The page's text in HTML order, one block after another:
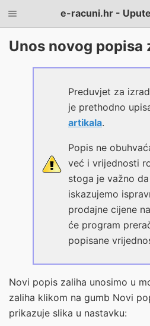
e-racuni.hr -
Unos novog popisa
Preduvjet za
je prethodno
artikala.
Popis ne
već i vrijednosti
stoga je važno
iskazujemo
prodajne cijene
će program
popisane
Novi popis zaliha unosimo u
zaliha klikom na gumb Novi
prikazuje slika u nastavku: